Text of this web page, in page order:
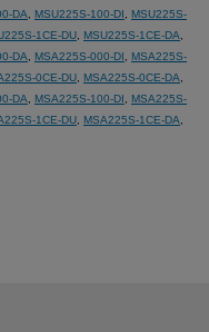
DA MSU225S-100-DI
MSU225S-
1CE-DU MSU225S-1CE-DA
DA MSA225S-000-DI
MSA225S-
0CE-DU MSA225S-0CE-DA
DA MSA225S-100-DI
MSA225S-
1CE-DU MSA225S-1CE-DA